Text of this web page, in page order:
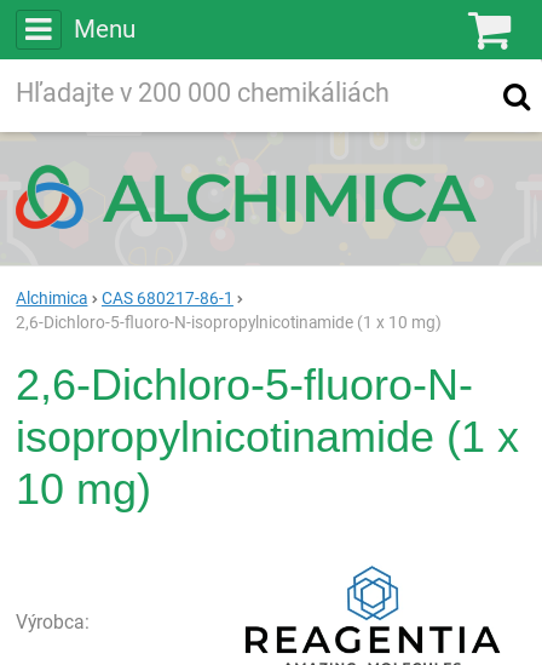
Menu
Vyhľadávanie
Alchimica
CAS 680217-86-1
2,6-Dichloro-5-fluoro-N-isopropylnicotinamide (1 x 10 mg)
2,6-Dichloro-5-fluoro-N-
isopropylnicotinamide (1 x
10 mg)
Výrobca: